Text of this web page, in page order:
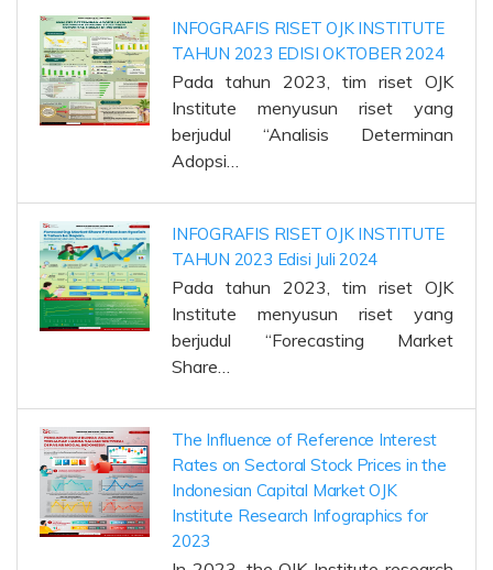
INFOGRAFIS RISET OJK INSTITUTE
TAHUN 2023 EDISI OKTOBER 2024
Pada tahun 2023, tim riset OJK
Institute menyusun riset yang
berjudul “Analisis Determinan
Adopsi…
INFOGRAFIS RISET OJK INSTITUTE
TAHUN 2023 Edisi Juli 2024
Pada tahun 2023, tim riset OJK
Institute menyusun riset yang
berjudul “Forecasting Market
Share…
The Influence of Reference Interest
Rates on Sectoral Stock Prices in the
Indonesian Capital Market OJK
Institute Research Infographics for
2023